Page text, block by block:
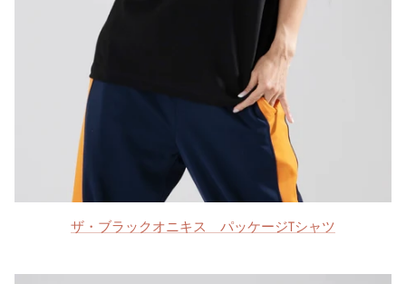
ザ・ブラックオニキス パッケージTシャツ